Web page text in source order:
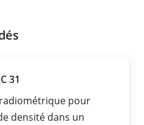
31
pour
densité dans un